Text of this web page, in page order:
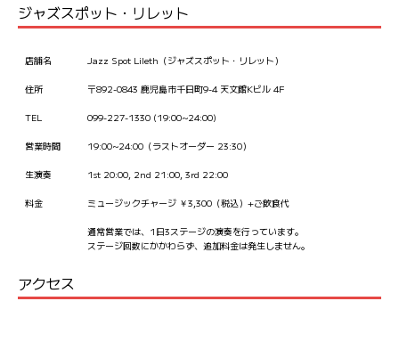
ジャズスポット・リレット
店舗名 Jazz Spot Lileth（ジャズスポット・リレット）
住所 〒892-0843 鹿児島市千日町9-4 天文館Kビル 4F
TEL 099-227-1330 (19:00~24:00)
営業時間 19:00~24:00（ラストオーダー 23:30）
生演奏 1st 20:00, 2nd 21:00, 3rd 22:00
料金 ミュージックチャージ ￥3,300（税込）+ご飲食代
通常営業では、1日3ステージの演奏を行っています。
ステージ回数にかかわらず、追加料金は発生しません。
アクセス